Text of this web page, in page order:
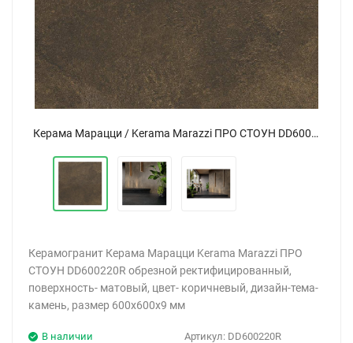
Керама Марацци / Kerama Marazzi ПРО СТОУН DD600220R коричневый обрезной 60x60
Керамогранит Керама Марацци Kerama Marazzi ПРО
СТОУН DD600220R обрезной ректифицированный,
поверхность- матовый, цвет- коричневый, дизайн-тема-
камень, размер 600x600x9 мм
Артикул: DD600220R
В наличии